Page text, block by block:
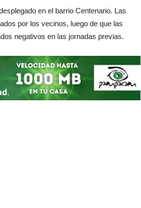
en el barrio Centenario. Las
por los vecinos, luego de que las
negativos en las jornadas previas.